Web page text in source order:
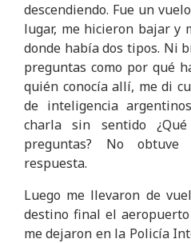
descendiendo. Fue un
lugar, me hicieron bajar y
donde había dos tipos. Ni
preguntas como por qué
quién conocía allí, me di
de inteligencia argentinos
charla sin sentido
preguntas? No
respuesta.
Luego me llevaron de
destino final el
me dejaron en la Policía